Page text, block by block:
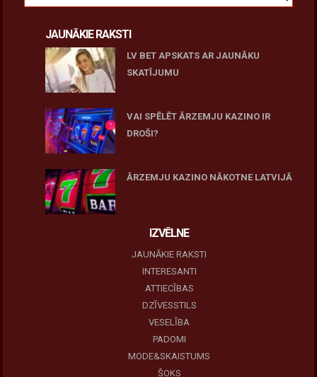
JAUNĀKIE RAKSTI
LV BET APSKATS AR JAUNĀKU
SKATĪJUMU
VAI SPĒLĒT ĀRZEMJU KAZINO IR
DROŠI?
ĀRZEMJU KAZINO NĀKOTNE LATVIJĀ
IZVĒLNE
JAUNĀKIE RAKSTI
INTERESANTI
ATTIECĪBAS
DZĪVESSTILS
VESELĪBA
PADOMI
MODE&SKAISTUMS
ŠOKS